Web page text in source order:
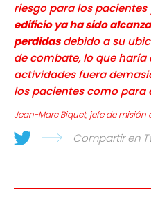
riesgo para los
edificio ya ha sido
perdidasdebido a su
de combate, lo que
actividades fuera
los pacientes como para
Jean-Marc Biquet, jefe de misión
Compartir en